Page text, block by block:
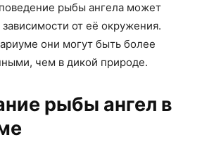
рыбы ангела может
зависимости от её окружения.
они могут быть более
чем в дикой природе.
рыбы ангел в